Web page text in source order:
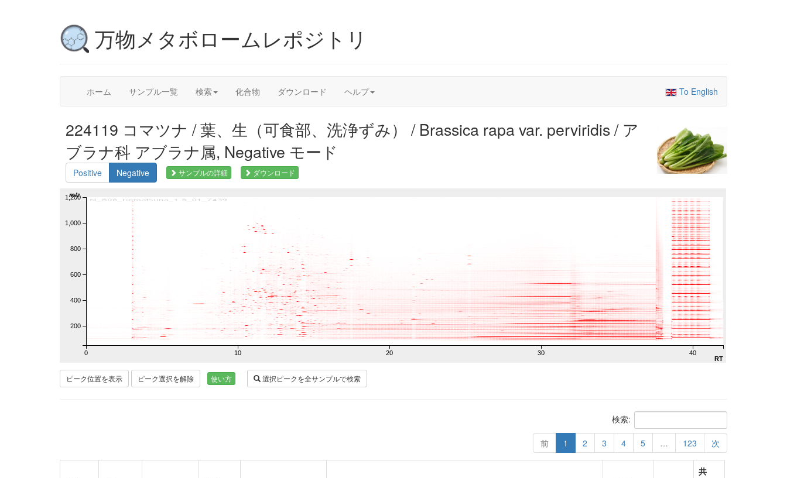
万物メタボロームレポジトリ
ホーム サンプル一覧 検索 化合物 ダウンロード ヘルプ To English
224119 コマツナ / 葉、生（可食部、洗浄ずみ） / Brassica rapa var. perviridis / ア
ブラナ科 アブラナ属, Negative モード
Positive Negative サンプルの詳細 ダウンロード
0 10 20 30 40
RT
200
400
600
800
1,000
1,200
m/z
ピーク位置を表示 ピーク選択を解除 使い方 選択ピークを全サンプルで検索
検索:
前 1 2 3 4 5 … 123 次
共